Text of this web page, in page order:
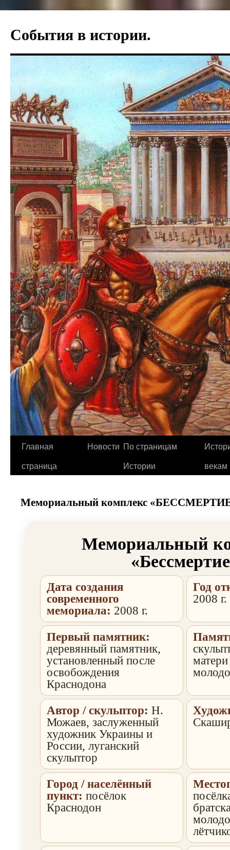
События в истории.
Главная
страница
Новости По страницам
Истории
векам
Мемориальный комплекс
Мемориальный
Дата создания
современного
мемориала: 2008 г.
Год
2008 г.
Первый памятник:
деревянный памятник,
установленный после
освобождения
Краснодона
Автор / скульптор: Н.
Можаев, заслуженный
художник Украины и
России, луганский
скульптор
Город / населённый
пункт: посёлок
Краснодон